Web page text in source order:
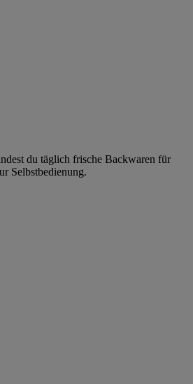
du täglich frische Backwaren für
Selbstbedienung.